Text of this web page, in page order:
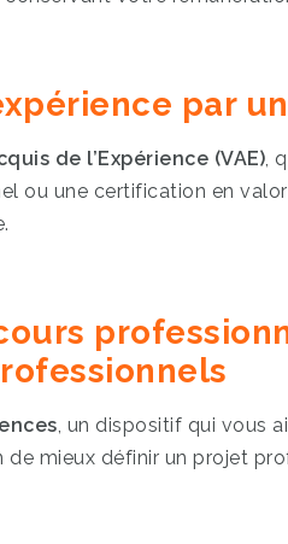
par
de l’Expérience (VAE) ,
ou une certification en
, un dispositif qui vous
mieux définir un projet